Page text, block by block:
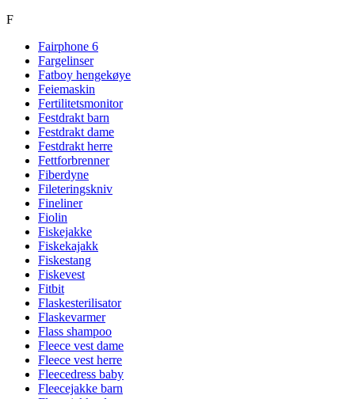
F
Fairphone 6
Fargelinser
Fatboy hengekøye
Feiemaskin
Fertilitetsmonitor
Festdrakt barn
Festdrakt dame
Festdrakt herre
Fettforbrenner
Fiberdyne
Fileteringskniv
Fineliner
Fiolin
Fiskejakke
Fiskekajakk
Fiskestang
Fiskevest
Fitbit
Flaskesterilisator
Flaskevarmer
Flass shampoo
Fleece vest dame
Fleece vest herre
Fleecedress baby
Fleecejakke barn